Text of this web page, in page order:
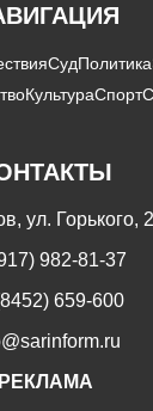
СудПолитика
КультураСпорт
ул. Горького,
982-81-37
659-600
РЕКЛАМА